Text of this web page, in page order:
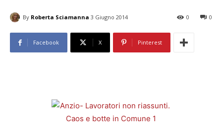
By Roberta Sciamanna 3 Giugno 2014 0
0
Facebook X Pinterest